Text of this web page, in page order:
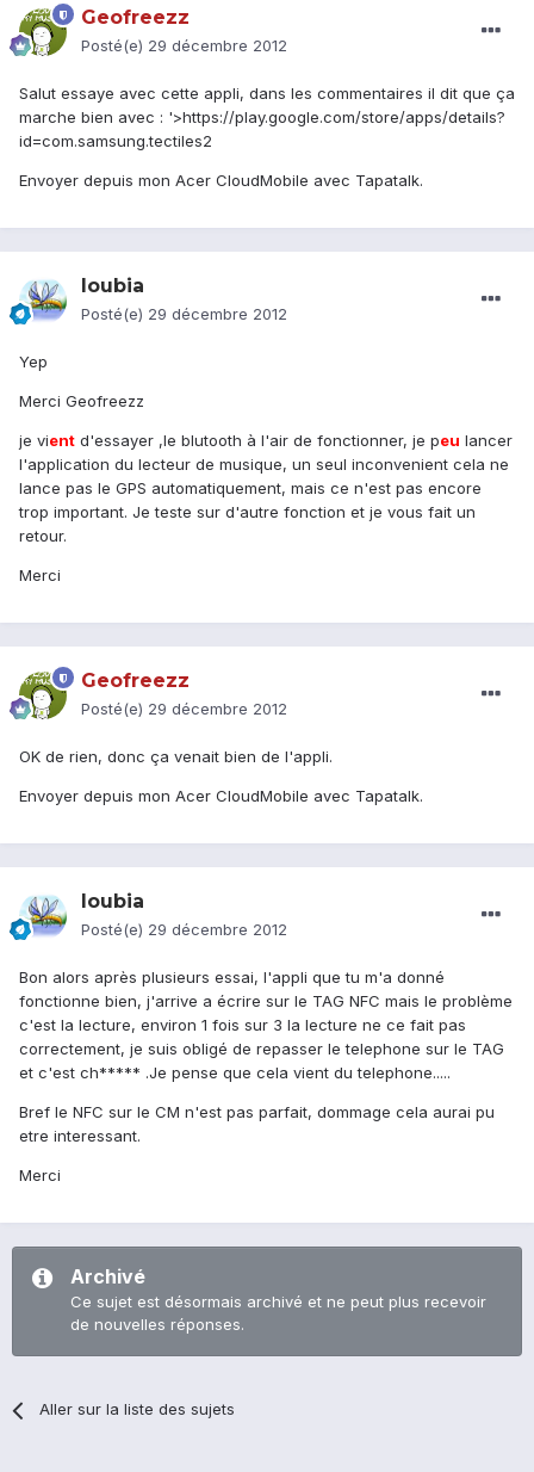
Geofreezz
Posté(e) 29 décembre 2012
Salut essaye avec cette appli, dans les commentaires il dit que ça
marche bien avec : '>https://play.google.com/store/apps/details?
id=com.samsung.tectiles2
Envoyer depuis mon Acer CloudMobile avec Tapatalk.
loubia
Posté(e) 29 décembre 2012
Yep
Merci Geofreezz
je vient d'essayer ,le blutooth à l'air de fonctionner, je peu lancer
l'application du lecteur de musique, un seul inconvenient cela ne
lance pas le GPS automatiquement, mais ce n'est pas encore
trop important. Je teste sur d'autre fonction et je vous fait un
retour.
Merci
Geofreezz
Posté(e) 29 décembre 2012
OK de rien, donc ça venait bien de l'appli.
Envoyer depuis mon Acer CloudMobile avec Tapatalk.
loubia
Posté(e) 29 décembre 2012
Bon alors après plusieurs essai, l'appli que tu m'a donné
fonctionne bien, j'arrive a écrire sur le TAG NFC mais le problème
c'est la lecture, environ 1 fois sur 3 la lecture ne ce fait pas
correctement, je suis obligé de repasser le telephone sur le TAG
et c'est ch***** .Je pense que cela vient du telephone.....
Bref le NFC sur le CM n'est pas parfait, dommage cela aurai pu
etre interessant.
Merci
Archivé
Ce sujet est désormais archivé et ne peut plus recevoir
de nouvelles réponses.
Aller sur la liste des sujets